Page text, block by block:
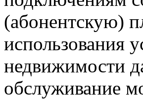
(абонентскую)
использования
недвижимости
обслуживание